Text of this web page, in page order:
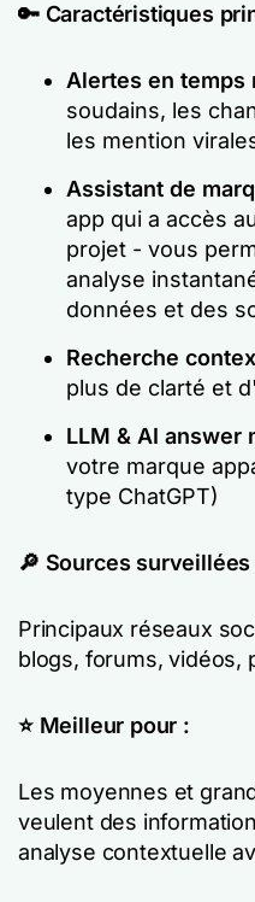
🔑 Caractéristiques
Alertes en temps
soudains, les
les mention
Assistant de
app qui a accès
projet - vous
analyse
données et des
Recherche
plus de clarté et
LLM & AI answer
votre marque
type ChatGPT)
🔎 Sources surveillées
Principaux réseaux
blogs, forums, vidéos,
⭐ Meilleur pour :
Les moyennes et
veulent des
analyse contextuelle